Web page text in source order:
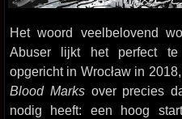
Het woord veelbelovend
Abuser lijkt het perfect
opgericht in Wrocław in
Blood Marksover precies
nodig heeft: een hoog